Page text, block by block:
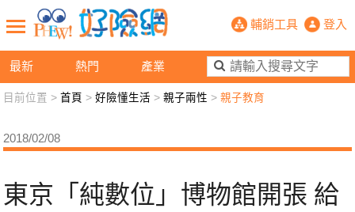
最新 熱門 產業
東京「純數位」博物館開張 給你
輔銷工具 登入
新聞觀點 業務交流 好險懂生活
退休先準備 好險學堂 輔銷工具 活動專區
目前位置 >首頁 >好險懂生活 >親子兩性 >親子教育
2018/02/08
東京「純數位」博物館開張 給